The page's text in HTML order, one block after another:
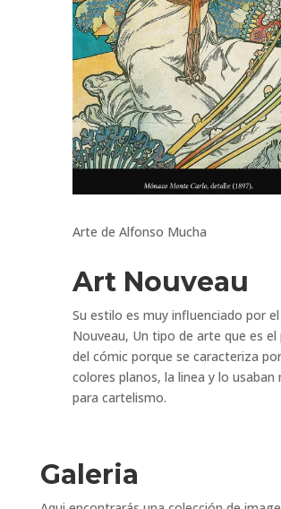
Arte de Alfonso Mucha
Art Nouveau
Su estilo es muy influenciado por
Nouveau, Un tipo de arte que es el
del cómic porque se caracteriza
colores planos, la linea y lo usaban
para cartelismo.
Galeria